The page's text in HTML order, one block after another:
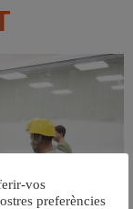
vos
preferències